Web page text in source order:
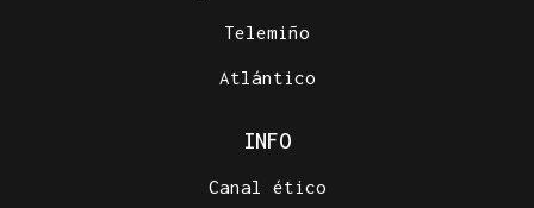
Telemiño
Atlántico
INFO
Canal ético